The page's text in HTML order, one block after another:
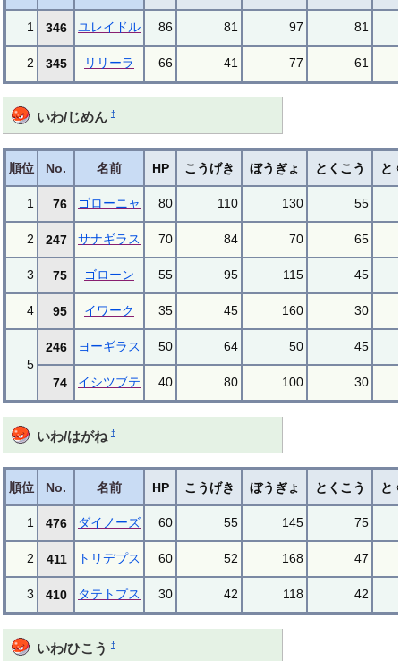
1 346 ユレイドル 86 81 97 81
2 345 リリーラ 66 41 77 61
いわ/じめん †
順位 No. 名前 HP こうげき ぼうぎょ とくこう と
1 76 ゴローニャ 80 110 130 55
2 247 サナギラス 70 84 70 65
3 75 ゴローン 55 95 115 45
4 95 イワーク 35 45 160 30
5
246 ヨーギラス 50 64 50 45
74 イシツブテ 40 80 100 30
いわ/はがね †
順位 No. 名前 HP こうげき ぼうぎょ とくこう と
1 476 ダイノーズ 60 55 145 75
2 411 トリデプス 60 52 168 47
3 410 タテトプス 30 42 118 42
いわ/ひこう †